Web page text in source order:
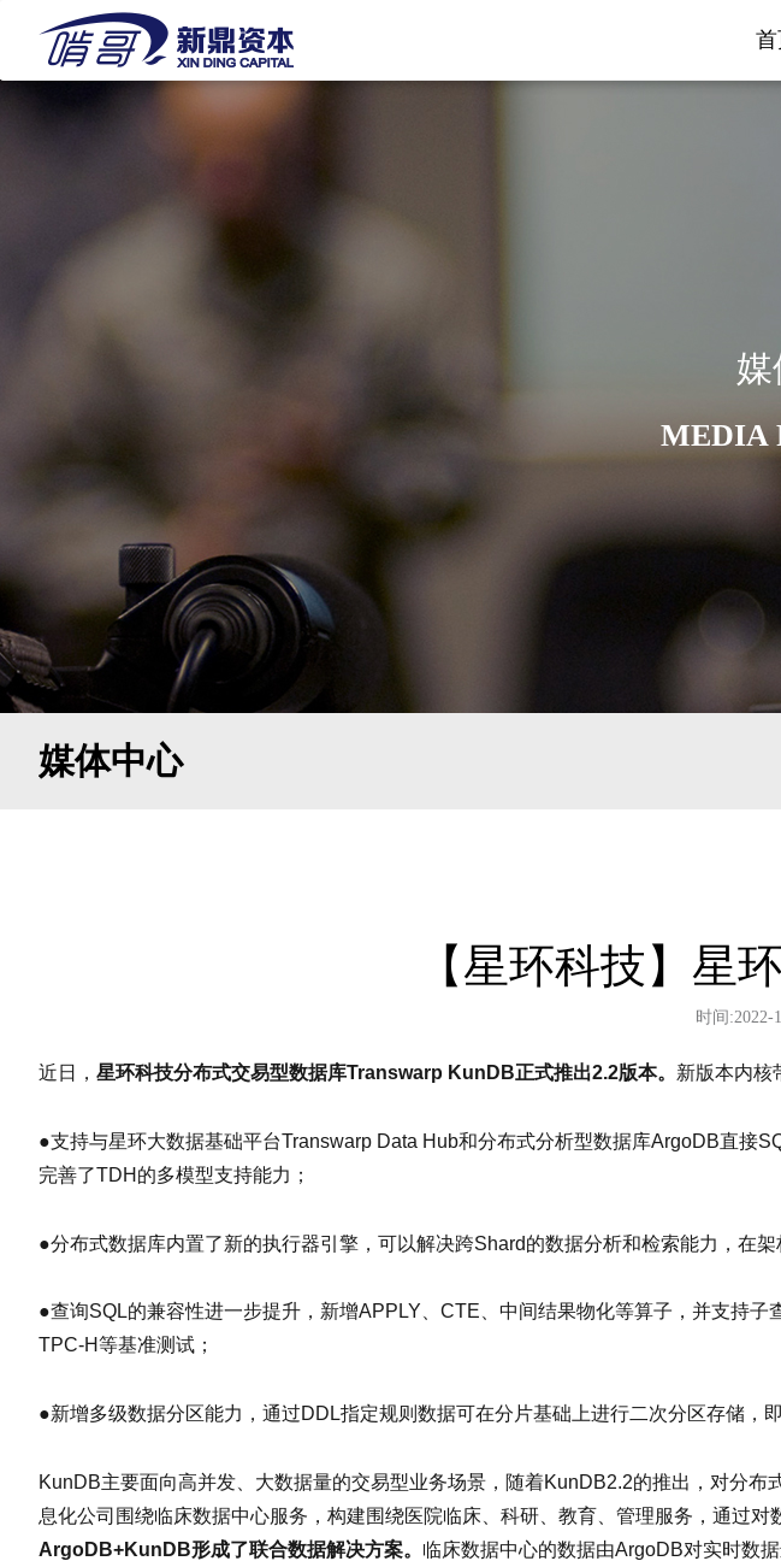
MEDIA
媒体中心
【星环科技】星
时间
近日， 星环科技分布式交易型数据库Transwarp KunDB正式推出2.2版本。 新版本内核
●支持与星环大数据基础平台Transwarp Data Hub和分布式分析型数据库ArgoDB直接
完善了TDH的多模型支持能力；
●分布式数据库内置了新的执行器引擎，可以解决跨Shard的数据分析和检索能力，在
●查询SQL的兼容性进一步提升，新增APPLY、CTE、中间结果物化等算子，并支持
TPC-H等基准测试；
●新增多级数据分区能力，通过DDL指定规则数据可在分片基础上进行二次分区存储，
KunDB主要面向高并发、大数据量的交易型业务场景，随着KunDB2.2的推出，对分布
息化公司围绕临床数据中心服务，构建围绕医院临床、科研、教育、管理服务，通过对
ArgoDB+KunDB形成了联合数据解决方案。 临床数据中心的数据由ArgoDB对实时数